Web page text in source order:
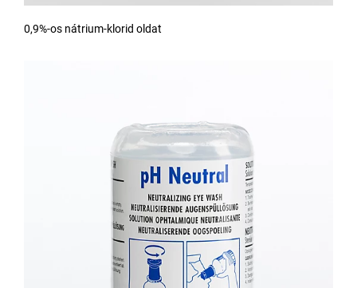
0,9%-os nátrium-klorid oldat